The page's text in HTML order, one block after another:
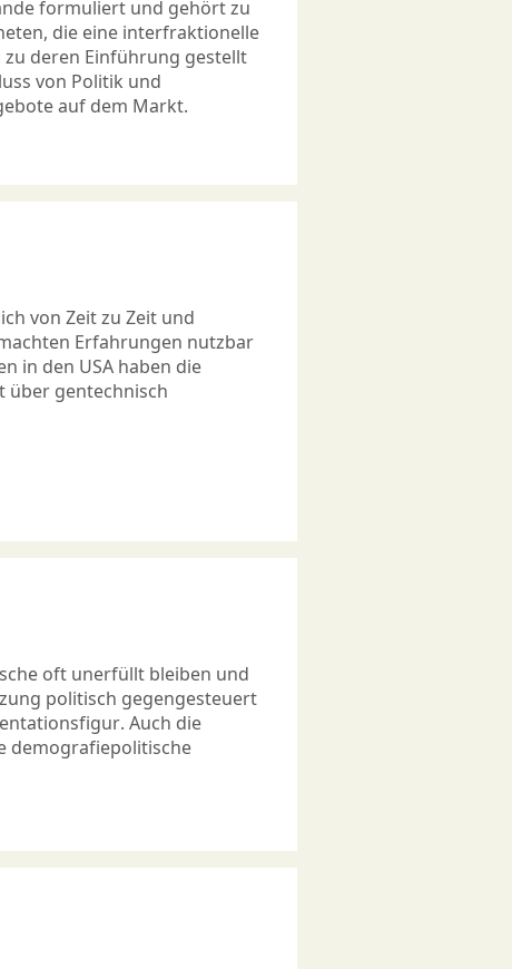
formuliert und gehört zu
die eine interfraktionelle
deren Einführung gestellt
von Politik und
auf dem Markt.
von Zeit zu Zeit und
Erfahrungen nutzbar
in den USA haben die
über gentechnisch
oft unerfüllt bleiben und
politisch gegengesteuert
Auch die
demografiepolitische